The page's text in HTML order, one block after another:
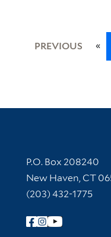
PREVIOUS «
Contact
P.O. Box 208240
New Haven, CT
(203) 432-1775
Follow Yale Library